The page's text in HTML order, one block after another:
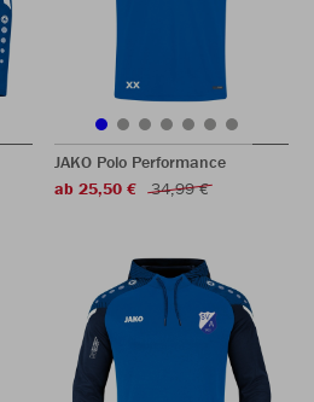
JAKO Polo Performance
ab 25,50 €
34,99 €